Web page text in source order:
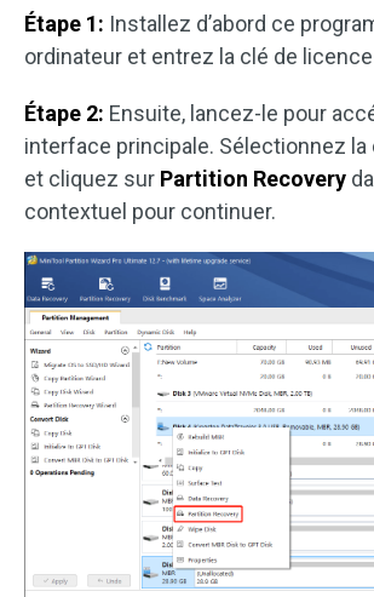
Étape 1: Installez d’abord ce
ordinateur et entrez la clé de licence
Étape 2: Ensuite, lancez-le pour
interface principale. Sélectionnez la
et cliquez sur Partition Recovery
contextuel pour continuer.